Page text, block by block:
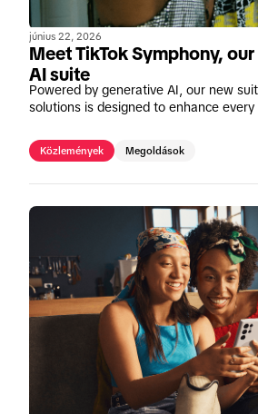
június 22, 2026
Meet TikTok Symphony,
AI suite
Powered by generative AI, our new
solutions is designed to enhance every
Közlemények Megoldások